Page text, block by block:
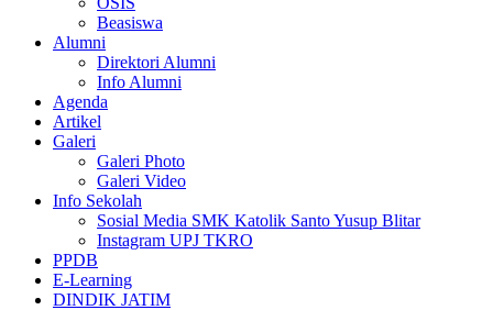
Beasiswa
Alumni
Direktori Alumni
Info Alumni
Agenda
Artikel
Galeri
Galeri Photo
Galeri Video
Info Sekolah
Sosial Media SMK Katolik Santo Yusup Blitar
Instagram UPJ TKRO
PPDB
E-Learning
DINDIK JATIM